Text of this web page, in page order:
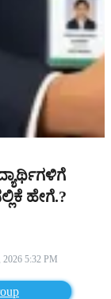
ಹೇಗೆ.?
2026 5:32 PM